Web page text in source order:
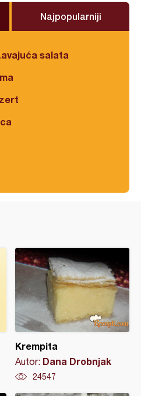
Najpopularniji
salata
Krempita
Autor: Dana Drobnjak
24547